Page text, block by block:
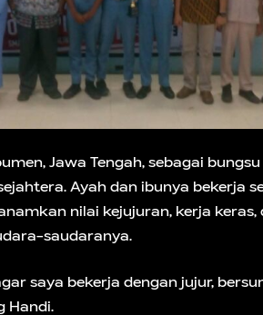
Jawa Tengah, sebagai
Ayah dan ibunya bekerja
nilai kejujuran, kerja
saudaranya.
saya bekerja dengan jujur,
Handi.